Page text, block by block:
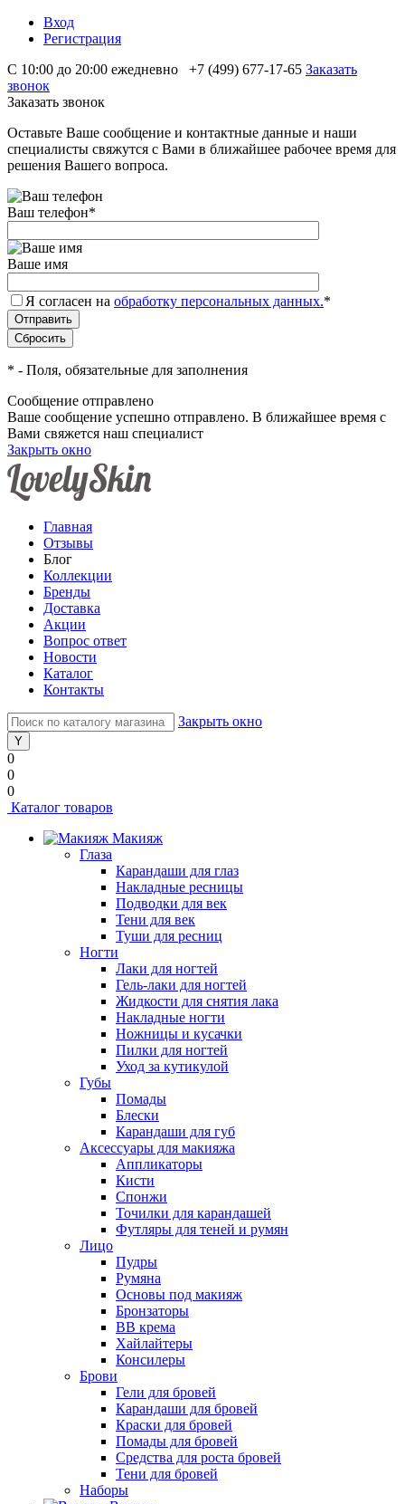
Вход
Регистрация
С 10:00 до 20:00 ежедневно
+7 (499) 677-17-65 Заказать
звонок
Заказать звонок
Оставьте Ваше сообщение и контактные данные и наши
специалисты свяжутся с Вами в ближайшее рабочее время для
решения Вашего вопроса.
Ваш телефон*
Ваше имя
Я согласен на обработку персональных данных.*
* - Поля, обязательные для заполнения
Сообщение отправлено
Ваше сообщение успешно отправлено. В ближайшее время с
Вами свяжется наш специалист
Закрыть окно
Главная
Отзывы
Блог
Коллекции
Бренды
Доставка
Акции
Вопрос ответ
Новости
Каталог
Контакты
Закрыть окно
0
0
0
Каталог товаров
Макияж
Глаза
Карандаши для глаз
Накладные ресницы
Подводки для век
Тени для век
Туши для ресниц
Ногти
Лаки для ногтей
Гель-лаки для ногтей
Жидкости для снятия лака
Накладные ногти
Ножницы и кусачки
Пилки для ногтей
Уход за кутикулой
Губы
Помады
Блески
Карандаши для губ
Аксессуары для макияжа
Аппликаторы
Кисти
Спонжи
Точилки для карандашей
Футляры для теней и румян
Лицо
Пудры
Румяна
Основы под макияж
Бронзаторы
BB крема
Хайлайтеры
Консилеры
Брови
Гели для бровей
Карандаши для бровей
Краски для бровей
Помады для бровей
Средства для роста бровей
Тени для бровей
Наборы